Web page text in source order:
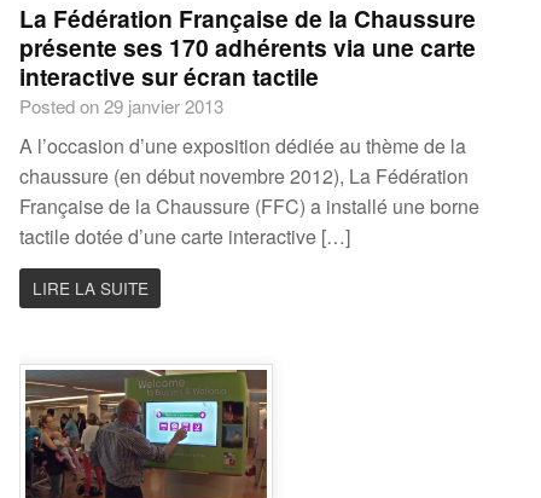
La Fédération Française de la Chaussure
présente ses 170 adhérents via une carte
interactive sur écran tactile
Posted on 29 janvier 2013
A l’occasion d’une exposition dédiée au thème de la
chaussure (en début novembre 2012), La Fédération
Française de la Chaussure (FFC) a installé une borne
tactile dotée d’une carte interactive […]
LIRE LA SUITE